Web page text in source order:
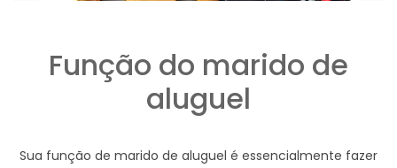
Função do marido de
aluguel
Sua função de marido de aluguel é essencialmente fazer